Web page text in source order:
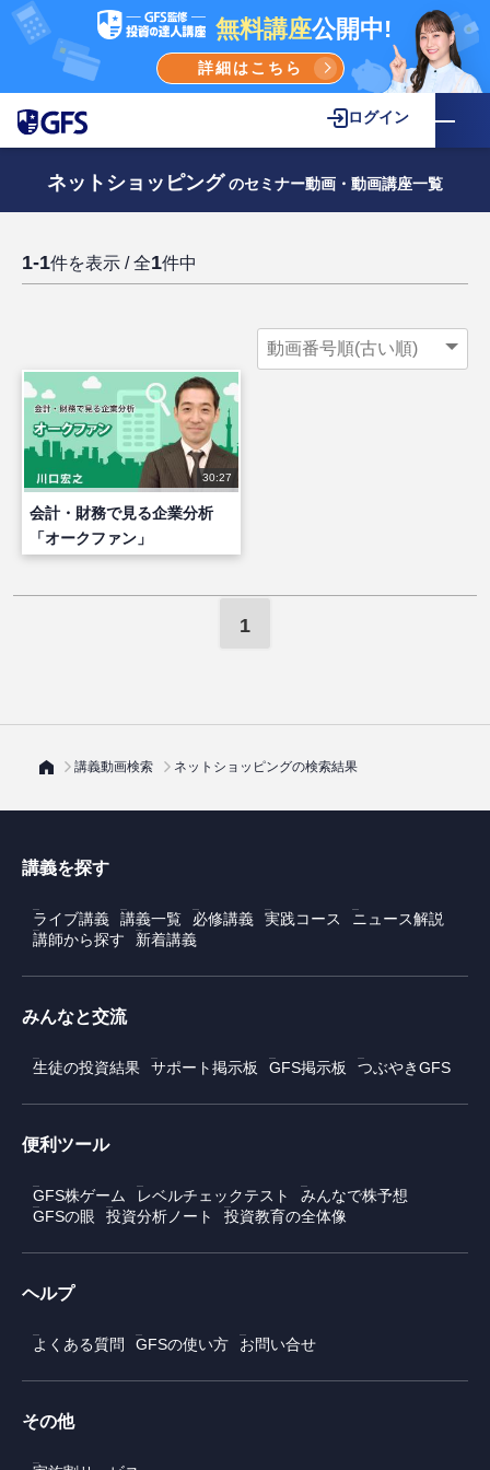
無料講座公開中!
詳細はこちら
ログイン
ネットショッピング のセミナー動画・動画講座一覧
1-1件を表示 / 全1件中
30:27
会計・財務で見る企業分析
「オークファン」
1
講義動画検索 ネットショッピングの検索結果
講義を探す
ライブ講義 講義一覧 必修講義 実践コース
ニュース解説
講師から探す
新着講義
みんなと交流
生徒の投資結果 サポート掲示板 GFS掲示板 つぶやきGFS
便利ツール
GFS株ゲーム レベルチェックテスト
みんなで株予想
GFSの眼
投資分析ノート 投資教育の全体像
ヘルプ
よくある質問 GFSの使い方 お問い合せ
その他